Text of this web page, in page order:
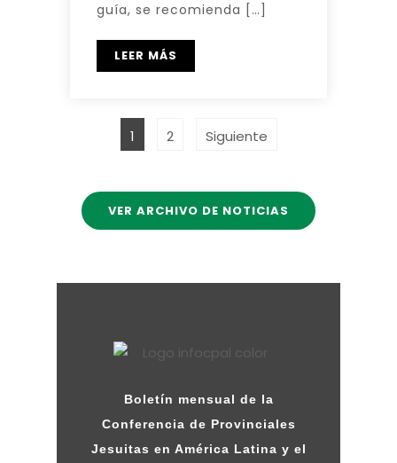
guía, se recomienda […]
LEER MÁS
1 2 Siguiente
VER ARCHIVO DE NOTICIAS
Boletín mensual de la
Conferencia de Provinciales
Jesuitas en América Latina y el